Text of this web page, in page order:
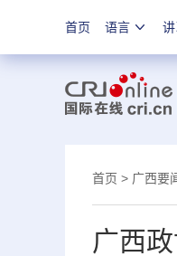
首页 语言
首页 > 广西要
广西